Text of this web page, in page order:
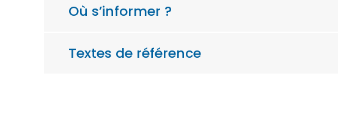
Où s’informer ?
Textes de référence